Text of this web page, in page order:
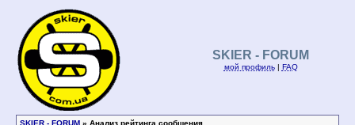
SKIER - FORUM
мой профиль| FAQ
SKIER - FORUM » Анализ рейтинга сообщения